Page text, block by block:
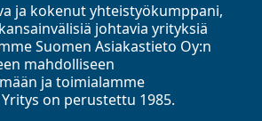
ja kokenut yhteistyökumppani,
johtavia yrityksiä
Suomen Asiakastieto Oy:n
mahdolliseen
ja toimialamme
on perustettu 1985.